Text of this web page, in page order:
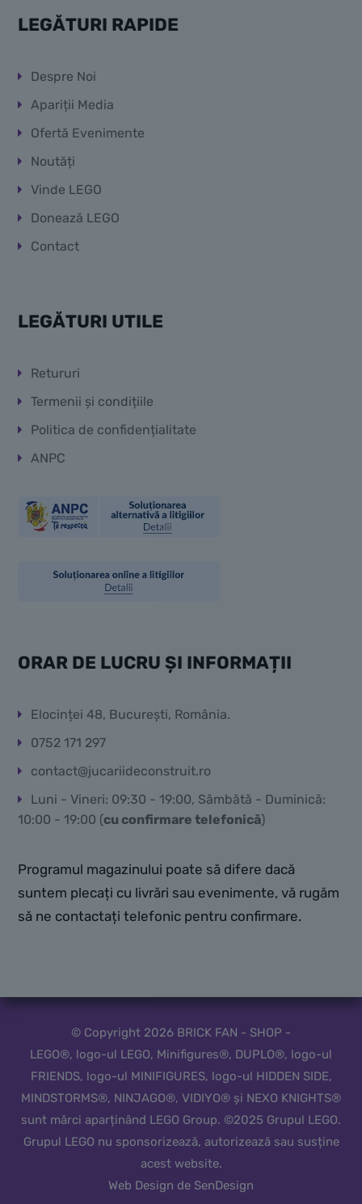
LEGĂTURI RAPIDE
Despre Noi
Apariții Media
Ofertă Evenimente
Noutăți
Vinde LEGO
Donează LEGO
Contact
LEGĂTURI UTILE
Retururi
Termenii și condițiile
Politica de confidențialitate
ANPC
ORAR DE LUCRU ȘI INFORMAȚII
Elocinței 48, București, România.
0752 171 297
contact@jucariideconstruit.ro
Luni - Vineri: 09:30 - 19:00, Sâmbătă - Duminică:
10:00 - 19:00 (cu confirmare telefonică)
Programul magazinului poate să difere dacă
suntem plecați cu livrări sau evenimente, vă rugăm
să ne contactați telefonic pentru confirmare.
© Copyright 2026 BRICK FAN - SHOP -
LEGO®, logo-ul LEGO, Minifigures®, DUPLO®, logo-ul
FRIENDS, logo-ul MINIFIGURES, logo-ul HIDDEN SIDE,
MINDSTORMS®, NINJAGO®, VIDIYO® și NEXO KNIGHTS®
sunt mărci aparținând LEGO Group. ©2025 Grupul LEGO.
Grupul LEGO nu sponsorizează, autorizează sau susține
acest website.
Web Design de SenDesign